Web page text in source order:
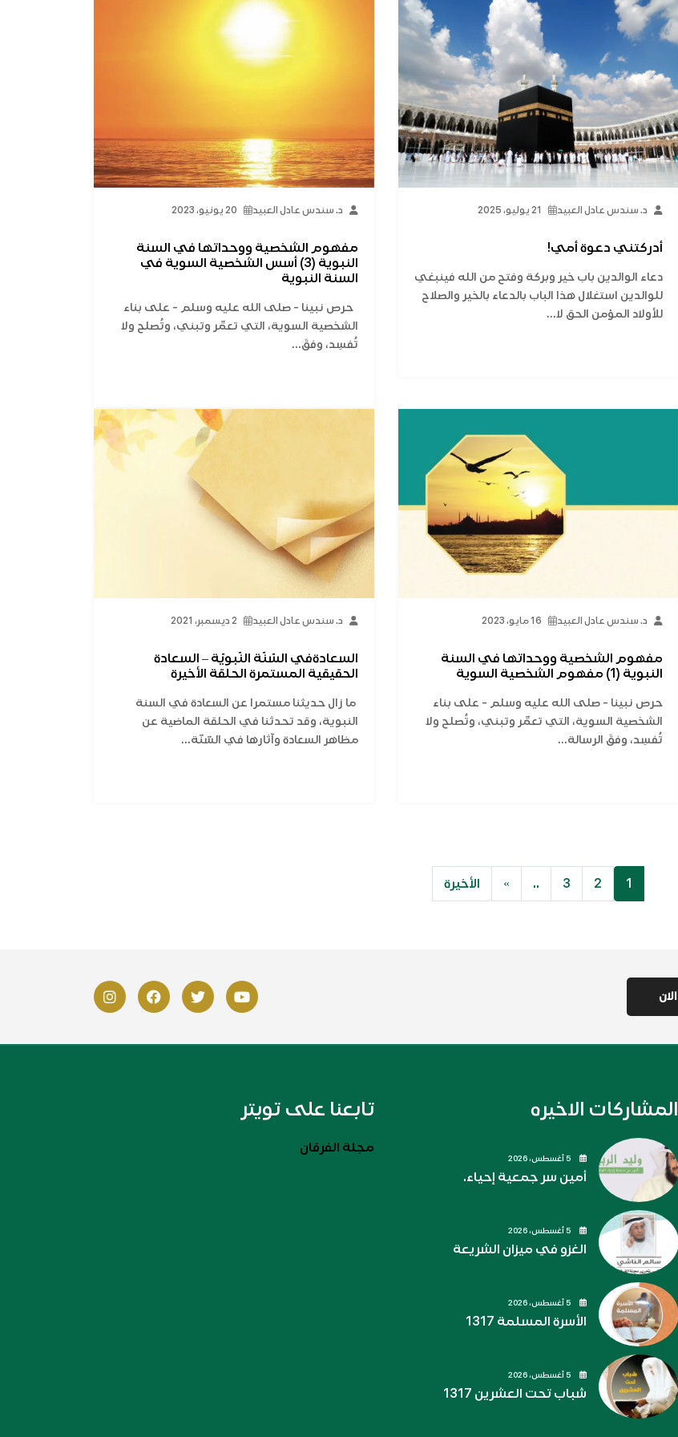
د. سندس عادل العبيد 21 يوليو، 2025
أدركتني دعوة أمي!
دعاء الوالدين باب خير وبركة وفتح من الله فينبغي
للوالدين استغلال هذا الباب بالدعاء بالخير والصلاح
للأولاد المؤمن الحق لا...
د. سندس عادل العبيد 20 يونيو، 2023
مفهوم الشخصية ووحداتها في السنة
النبوية (3) أسس الشخصية السوية في
السنة النبوية
حرص نبينا - صلى الله عليه وسلم - على بناء
الشخصية السوية، التي تعمِّر وتبني، وتُصلح ولا
تُفسِد، وفقَ...
د. سندس عادل العبيد 16 مايو، 2023
مفهوم الشخصية ووحداتها في السنة
النبوية (1) مفهوم الشخصية السوية
حرص نبينا - صلى الله عليه وسلم - على بناء
الشخصية السوية، التي تعمِّر وتبني، وتُصلح ولا
تُفسِد، وفقَ الرسالة...
د. سندس عادل العبيد 2 ديسمبر، 2021
السعادةفي السّنّة النّبويّة – السعادة
الحقيقية المستمرة الحلقة الأخيرة
ما زال حديثنا مستمرا عن السعادة في السنة
النبوية، وقد تحدثنا في الحلقة الماضية عن
مظاهر السعادة وآثارها في السّنّة...
1
2
3
..
» الأخيرة
المشاركات الاخيره
أمين سر جمعية إحياء.
الغزو في ميزان الشريعة
الأسرة المسلمة 1317
شباب تحت العشرين 1317
تابعنا على تويتر
مجلة الفرقان